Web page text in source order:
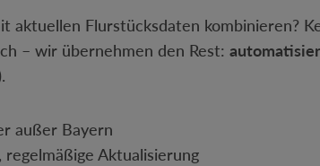
Flurstücksdaten kombinieren?
– wir übernehmen den Rest:
.
außer Bayern
Aktualisierung